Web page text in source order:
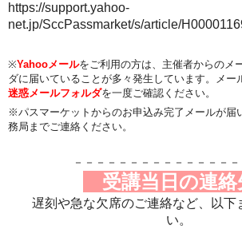
https://support.yahoo-
net.jp/SccPassmarket/s/article/
※Yahooメールをご利用の方は、主催者からのメ
ダに届いていることが多々発生しています。メー
迷惑メールフォルダを一度ご確認ください。
※パスマーケットからのお申込み完了メールが届
務局までご連絡ください。
－－－－－－－－－－－－－－－
受講当 日の連
遅刻や急な欠席のご連絡など、以下
い。